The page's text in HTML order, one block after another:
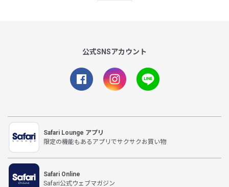
公式SNSアカウント
Safari Lounge アプリ
限定の機能もあるアプリでサクサクお買い物
Safari Online
Safari公式ウェブマガジン